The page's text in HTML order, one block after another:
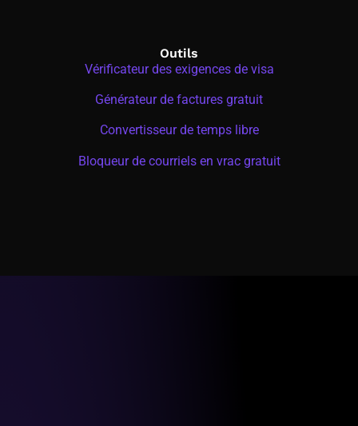
Outils
Vérificateur des exigences de visa
Générateur de factures gratuit
Convertisseur de temps libre
Bloqueur de courriels en vrac gratuit